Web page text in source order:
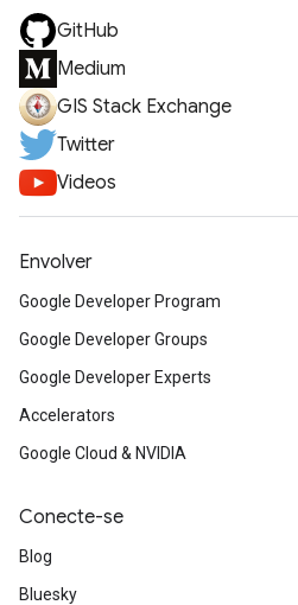
GitHub
Medium
GIS Stack Exchange
Twitter
Videos
Envolver
Google Developer Program
Google Developer Groups
Google Developer Experts
Accelerators
Google Cloud & NVIDIA
Conecte-se
Blog
Bluesky